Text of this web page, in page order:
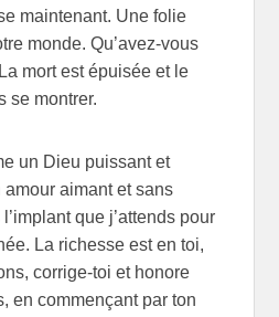
maintenant. Une folie
monde. Qu’avez-vous
mort est épuisée et le
se montrer.
un Dieu puissant et
aimant et sans
que j’attends pour
La richesse est en toi,
corrige-toi et honore
en commençant par ton